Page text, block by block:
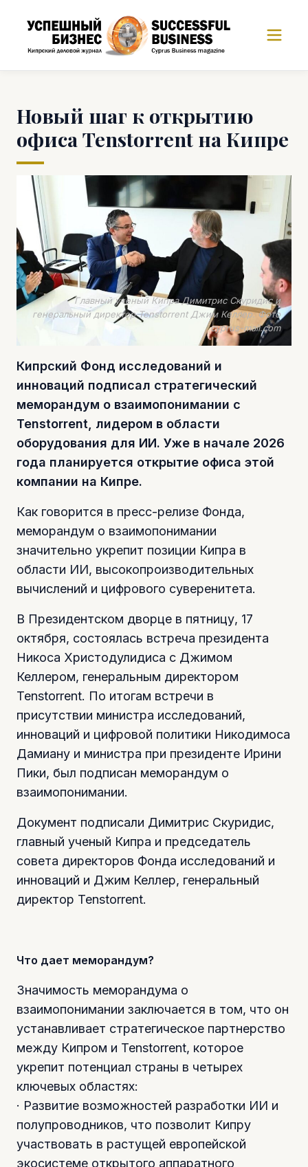
Новый шаг к открытию
офиса Tenstorrent на Кипре
Главный ученый Кипра Димитрис Скуридис и
генеральный директор Tenstorrent Джим Келлер. Фото
cyprus-mail.com
Кипрский Фонд исследований и
инноваций подписал стратегический
меморандум о взаимопонимании с
Tenstorrent, лидером в области
оборудования для ИИ. Уже в начале 2026
года планируется открытие офиса этой
компании на Кипре.
Как говорится в пресс-релизе Фонда,
меморандум о взаимопонимании
значительно укрепит позиции Кипра в
области ИИ, высокопроизводительных
вычислений и цифрового суверенитета.
В Президентском дворце в пятницу, 17
октября, состоялась встреча президента
Никоса Христодулидиса с Джимом
Келлером, генеральным директором
Tenstorrent. По итогам встречи в
присутствии министра исследований,
инноваций и цифровой политики Никодимоса
Дамиану и министра при президенте Ирини
Пики, был подписан меморандум о
взаимопонимании.
Документ подписали Димитрис Скуридис,
главный ученый Кипра и председатель
совета директоров Фонда исследований и
инноваций и Джим Келлер, генеральный
директор Tenstorrent.
Что дает меморандум?
Значимость меморандума о
взаимопонимании заключается в том, что он
устанавливает стратегическое партнерство
между Кипром и Tenstorrent, которое
укрепит потенциал страны в четырех
ключевых областях:
· Развитие возможностей разработки ИИ и
полупроводников, что позволит Кипру
участвовать в растущей европейской
экосистеме открытого аппаратного